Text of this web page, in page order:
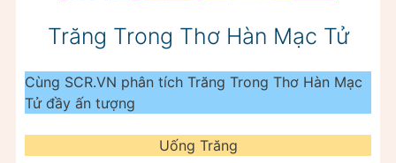
Trăng Trong Thơ Hàn Mạc Tử
Cùng SCR.VN phân tích Trăng Trong Thơ Hàn Mạc
Tử đầy ấn tượng
Uống Trăng